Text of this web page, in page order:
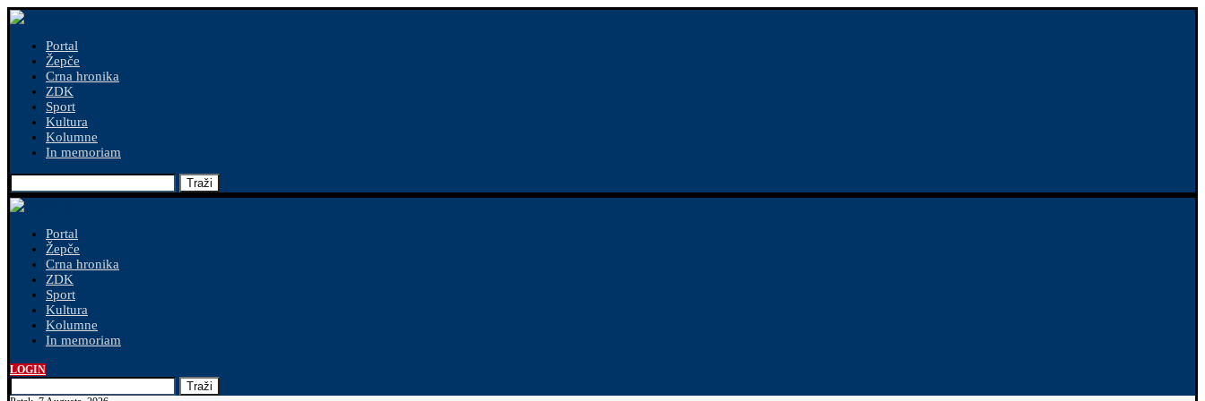
Portal
Žepče
Crna hronika
ZDK
Sport
Kultura
Kolumne
In memoriam
Traži
Portal
Žepče
Crna hronika
ZDK
Sport
Kultura
Kolumne
In memoriam
LOGIN
Traži